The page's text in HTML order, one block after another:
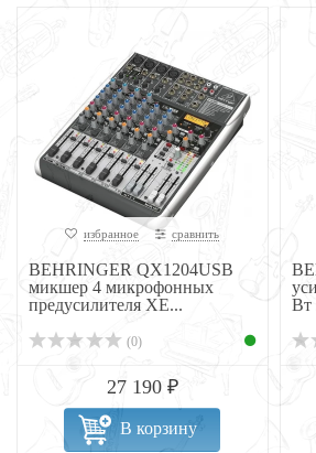
избранное сравнить
BEHRINGER QX1204USB
микшер 4 микрофонных
предусилителя XE...
(0)
27 190 ₽
В корзину
Вт